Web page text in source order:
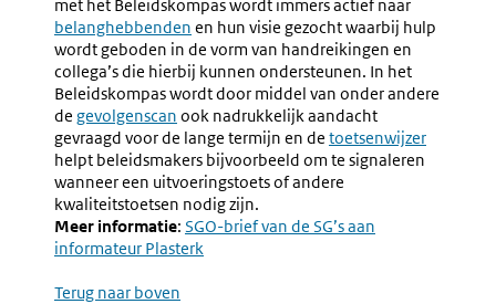
met het Beleidskompas wordt immers actief naar
belanghebbenden en hun visie gezocht waarbij hulp
wordt geboden in de vorm van handreikingen en
collega’s die hierbij kunnen ondersteunen. In het
Beleidskompas wordt door middel van onder andere
de gevolgenscan ook nadrukkelijk aandacht
gevraagd voor de lange termijn en de toetsenwijzer
helpt beleidsmakers bijvoorbeeld om te signaleren
wanneer een uitvoeringstoets of andere
kwaliteitstoetsen nodig zijn.
Meer informatie: Externe
link:
SGO-brief van de SG’s aan
informateur Plasterk
Terug naar boven